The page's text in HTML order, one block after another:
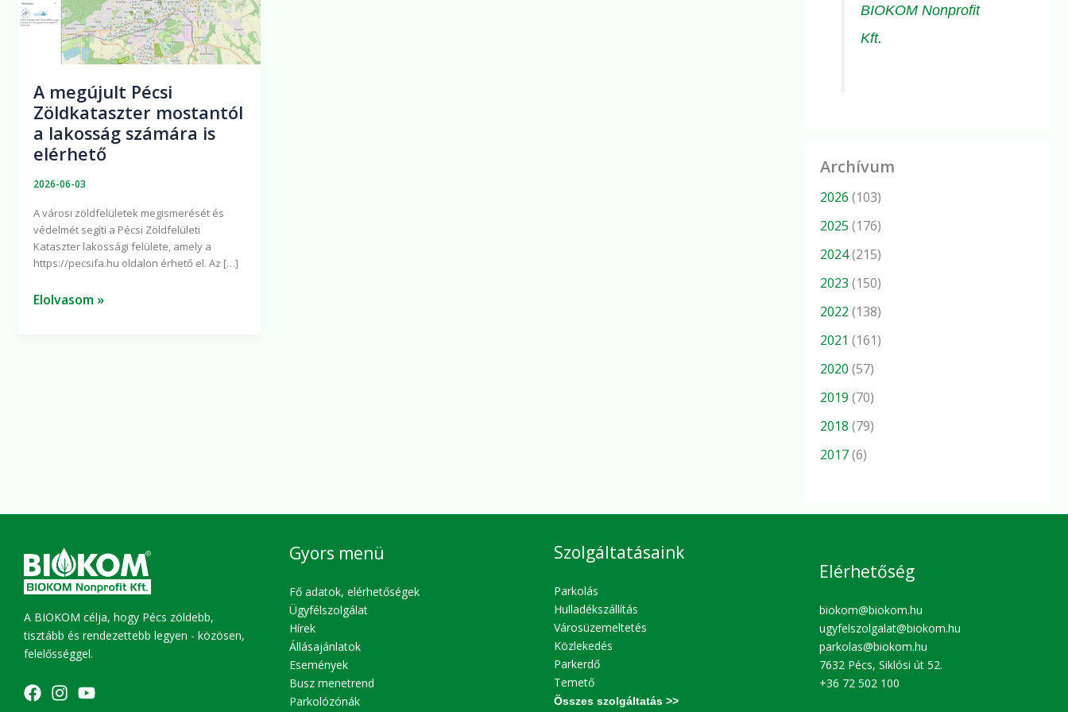
A megújult Pécsi
Zöldkataszter mostantól
a lakosság számára is
elérhető
2026-06-03
A városi zöldfelületek megismerését és
védelmét segíti a Pécsi Zöldfelületi
Kataszter lakossági felülete, amely a
https://pecsifa.hu oldalon érhető el. Az […]
Zöldkataszter
mostantól
számára
is
elérhető
Elolvasom »
BIOKOM Nonprofit
Kft.
Archívum
2026 (103)
2025 (176)
2024(215)
2023 (150)
2022 (138)
2021 (161)
2020 (57)
2019 (70)
2018 (79)
2017(6)
A BIOKOM célja, hogy Pécs zöldebb,
tisztább és rendezettebb legyen - közösen,
felelősséggel.
Gyors menü
Fő adatok, elérhetőségek
Ügyfélszolgálat
Hírek
Állásajánlatok
Események
Busz menetrend
Parkolózónák
Szolgáltatásaink
Parkolás
Hulladékszállítás
Városüzemeltetés
Közlekedés
Parkerdő
Temető
Összes szolgáltatás >>
Elérhetőség
biokom@biokom.hu
ugyfelszolgalat@biokom.hu
parkolas@biokom.hu
7632 Pécs, Siklósi út 52.
+36 72 502 100